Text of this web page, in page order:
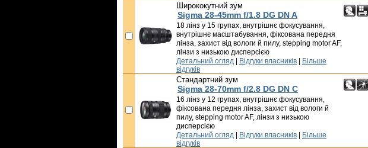
Ширококутний зум
Sigma 28-45mm f/1.8 DG DN A
18 лінз у 15 групах, внутрішнє фокусування,
внутрішнє масштабування, фіксована передня
лінза, захист від вологи й пилу, stepping motor AF,
лінзи з низькою дисперсією
Детальний огляд Відгуки власників
Більше
відгуків
Стандартний зум
Sigma 28-70mm f/2.8 DG DN C
16 лінз у 12 групах, внутрішнє фокусування,
фіксована передня лінза, захист від вологи й
пилу, stepping motor AF, лінзи з низькою
дисперсією
Детальний огляд Відгуки власників
Більше
відгуків